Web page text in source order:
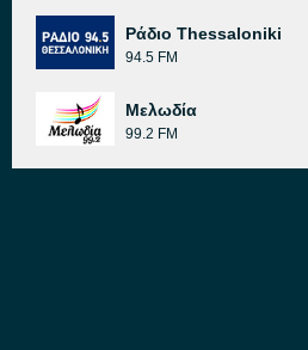
Ράδιο Thessaloniki
94.5 FM
Μελωδία
99.2 FM